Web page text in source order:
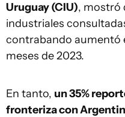
Uruguay (CIU), mostró
industriales
contrabando aumentó
meses de 2023.
En tanto, un 35%
fronteriza con